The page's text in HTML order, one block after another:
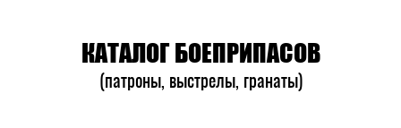
КАТАЛОГ БОЕПРИПАСОВ
(патроны, выстрелы, гранаты)